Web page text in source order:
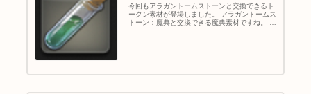
今回もアラガントームストーンと交換できるト
ークン素材が登場しました。 アラガントームス
トーン：魔典と交換できる魔典素材ですね。 こ